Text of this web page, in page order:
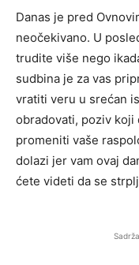
Danas je pred
neočekivano. U
trudite više nego
sudbina je za vas
vratiti veru u srećan
obradovati, poziv
promeniti vaše
dolazi jer vam ovaj
ćete videti da se